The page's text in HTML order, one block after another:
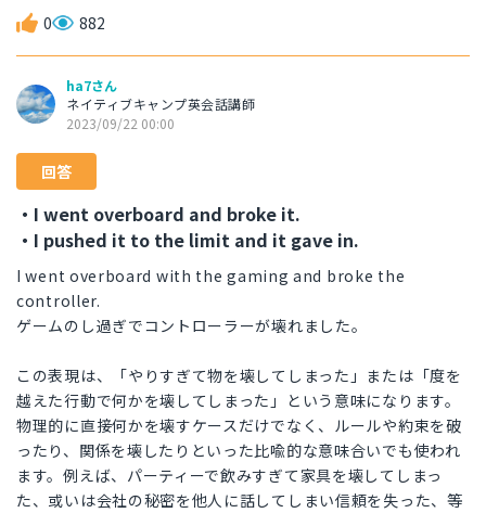
0 882
ha7さん
ネイティブキャンプ英会話講師
2023/09/22 00:00
回答
・I went overboard and broke it.
・I pushed it to the limit and it gave in.
I went overboard with the gaming and broke the
controller.
ゲームのし過ぎでコントローラーが壊れました。
この表現は、「やりすぎて物を壊してしまった」または「度を
越えた行動で何かを壊してしまった」という意味になります。
物理的に直接何かを壊すケースだけでなく、ルールや約束を破
ったり、関係を壊したりといった比喩的な意味合いでも使われ
ます。例えば、パーティーで飲みすぎて家具を壊してしまっ
た、或いは会社の秘密を他人に話してしまい信頼を失った、等